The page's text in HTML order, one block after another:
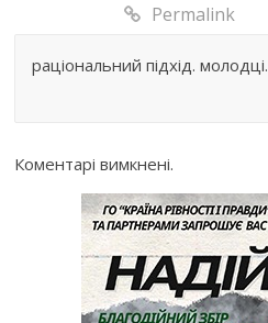
Permalink
раціональний підхід. молодці.
Коментарі вимкнені.